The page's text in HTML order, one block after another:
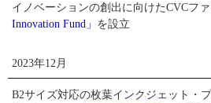
イノベーションの創出に向けたCVCフ
Innovation Fund」 を設立
2023年12月
B2サイズ対応の枚葉インクジェット・